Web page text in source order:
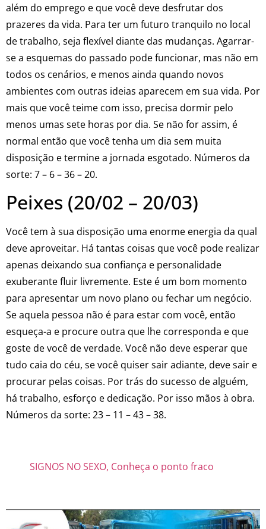
além do emprego e que você deve desfrutar dos
prazeres da vida. Para ter um futuro tranquilo no local
de trabalho, seja flexível diante das mudanças. Agarrar-
se a esquemas do passado pode funcionar, mas não em
todos os cenários, e menos ainda quando novos
ambientes com outras ideias aparecem em sua vida. Por
mais que você teime com isso, precisa dormir pelo
menos umas sete horas por dia. Se não for assim, é
normal então que você tenha um dia sem muita
disposição e termine a jornada esgotado. Números da
sorte: 7 – 6 – 36 – 20.
Peixes (20/02 – 20/03)
Você tem à sua disposição uma enorme energia da qual
deve aproveitar. Há tantas coisas que você pode realizar
apenas deixando sua confiança e personalidade
exuberante fluir livremente. Este é um bom momento
para apresentar um novo plano ou fechar um negócio.
Se aquela pessoa não é para estar com você, então
esqueça-a e procure outra que lhe corresponda e que
goste de você de verdade. Você não deve esperar que
tudo caia do céu, se você quiser sair adiante, deve sair e
procurar pelas coisas. Por trás do sucesso de alguém,
há trabalho, esforço e dedicação. Por isso mãos à obra.
Números da sorte: 23 – 11 – 43 – 38.
SIGNOS NO SEXO, Conheça o ponto fraco